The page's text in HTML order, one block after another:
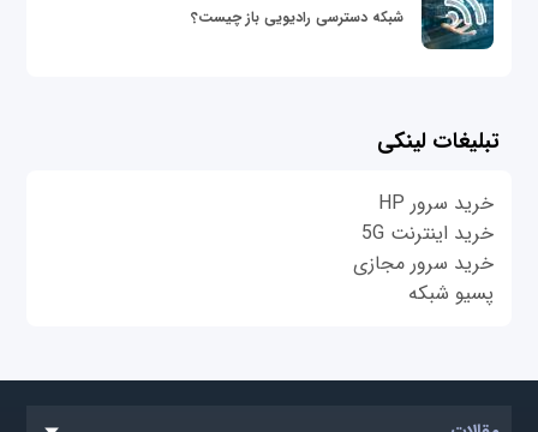
شبکه دسترسی رادیویی باز چیست؟
تبلیغات لینکی
خرید سرور HP
خرید اینترنت 5G
خرید سرور مجازی
پسیو شبکه